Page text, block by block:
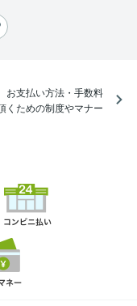
お支払い方法・手数料
くための制度やマナー